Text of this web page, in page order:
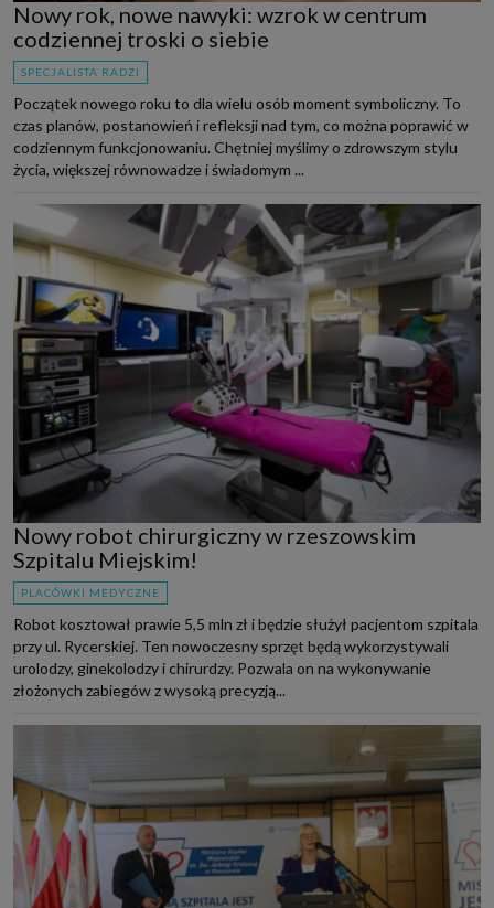
Nowy rok, nowe nawyki: wzrok w centrum
codziennej troski o siebie
SPECJALISTA RADZI
Początek nowego roku to dla wielu osób moment symboliczny. To
czas planów, postanowień i refleksji nad tym, co można poprawić w
codziennym funkcjonowaniu. Chętniej myślimy o zdrowszym stylu
życia, większej równowadze i świadomym ...
Nowy robot chirurgiczny w rzeszowskim
Szpitalu Miejskim!
PLACÓWKI MEDYCZNE
Robot kosztował prawie 5,5 mln zł i będzie służył pacjentom szpitala
przy ul. Rycerskiej. Ten nowoczesny sprzęt będą wykorzystywali
urolodzy, ginekolodzy i chirurdzy. Pozwala on na wykonywanie
złożonych zabiegów z wysoką precyzją...